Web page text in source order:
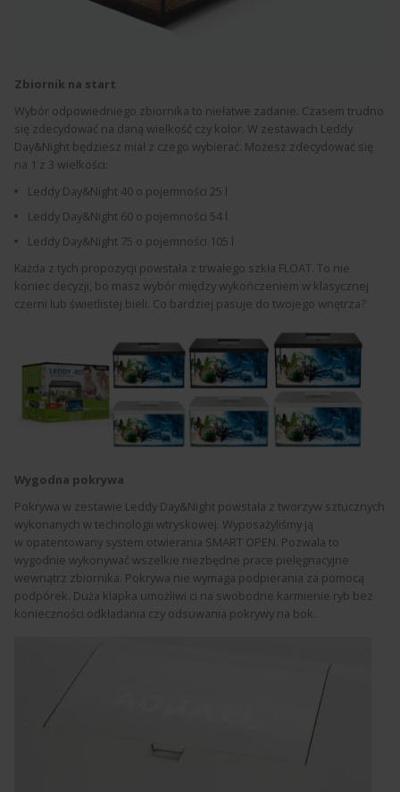
Zbiornik na start
Wybór odpowiedniego zbiornika to niełatwe zadanie. Czasem trudno
się zdecydować na daną wielkość czy kolor. W zestawach Leddy
Day&Night będziesz miał z czego wybierać. Możesz zdecydować się
na 1 z 3 wielkości:
Leddy Day&Night 40 o pojemności 25 l
Leddy Day&Night 60 o pojemności 54 l
Leddy Day&Night 75 o pojemności 105 l
Każda z tych propozycji powstała z trwałego szkła FLOAT. To nie
koniec decyzji, bo masz wybór między wykończeniem w klasycznej
czerni lub świetlistej bieli. Co bardziej pasuje do twojego wnętrza?
Wygodna pokrywa
Pokrywa w zestawie Leddy Day&Night powstała z tworzyw sztucznych
wykonanych w technologii wtryskowej. Wyposażyliśmy ją
w opatentowany system otwierania SMART OPEN. Pozwala to
wygodnie wykonywać wszelkie niezbędne prace pielęgnacyjne
wewnątrz zbiornika. Pokrywa nie wymaga podpierania za pomocą
podpórek. Duża klapka umożliwi ci na swobodne karmienie ryb bez
konieczności odkładania czy odsuwania pokrywy na bok.